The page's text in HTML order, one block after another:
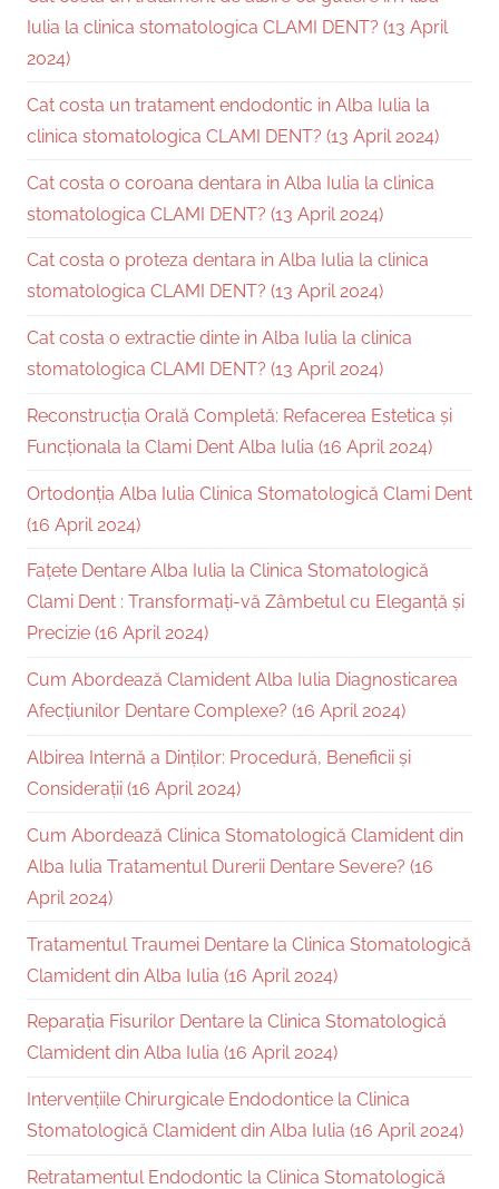
Iulia la clinica stomatologica CLAMI DENT? (13 April
2024)
Cat costa un tratament endodontic in Alba Iulia la
clinica stomatologica CLAMI DENT? (13 April 2024)
Cat costa o coroana dentara in Alba Iulia la clinica
stomatologica CLAMI DENT? (13 April 2024)
Cat costa o proteza dentara in Alba Iulia la clinica
stomatologica CLAMI DENT? (13 April 2024)
Cat costa o extractie dinte in Alba Iulia la clinica
stomatologica CLAMI DENT? (13 April 2024)
Reconstrucția Orală Completă: Refacerea Estetica și
Funcționala la Clami Dent Alba Iulia (16 April 2024)
Ortodonția Alba Iulia Clinica Stomatologică Clami Dent
(16 April 2024)
Fațete Dentare Alba Iulia la Clinica Stomatologică
Clami Dent : Transformați-vă Zâmbetul cu Eleganță și
Precizie (16 April 2024)
Cum Abordează Clamident Alba Iulia Diagnosticarea
Afecțiunilor Dentare Complexe? (16 April 2024)
Albirea Internă a Dinților: Procedură, Beneficii și
Considerații (16 April 2024)
Cum Abordează Clinica Stomatologică Clamident din
Alba Iulia Tratamentul Durerii Dentare Severe? (16
April 2024)
Tratamentul Traumei Dentare la Clinica Stomatologică
Clamident din Alba Iulia (16 April 2024)
Reparația Fisurilor Dentare la Clinica Stomatologică
Clamident din Alba Iulia (16 April 2024)
Intervențiile Chirurgicale Endodontice la Clinica
Stomatologică Clamident din Alba Iulia (16 April 2024)
Retratamentul Endodontic la Clinica Stomatologică